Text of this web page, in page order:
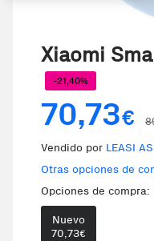
Xiaomi
-21,40%
70,73€
Vendido por LEASI
Otras opciones de
Opciones de compra:
Nuevo
70,73€